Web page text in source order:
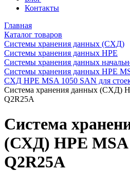
Контакты
Главная
Каталог товаров
Системы хранения данных (СХД)
Системы хранения данных HPE
Системы хранения данных
Системы хранения данных HPE
СХД HPE MSA 1050 SAN для
Система хранения данных (СХД)
Q2R25A
Система
(СХД) HPE MSA
Q2R25A